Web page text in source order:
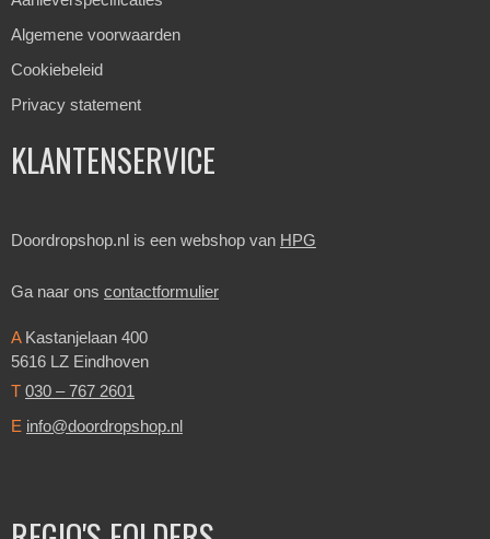
Algemene voorwaarden
Cookiebeleid
Privacy statement
KLANTENSERVICE
Doordropshop.nl is een webshop van HPG
Ga naar ons contactformulier
AKastanjelaan 400
5616 LZ Eindhoven
T 030 – 767 2601
E info@doordropshop.nl